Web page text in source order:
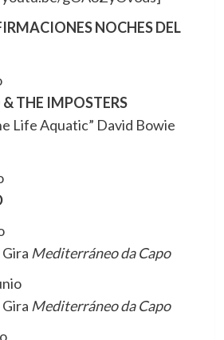
NOCHES DEL
& THE IMPOSTERS
Life Aquatic” David Bowie
Gira Mediterráneo da Capo
Gira Mediterráneo da Capo